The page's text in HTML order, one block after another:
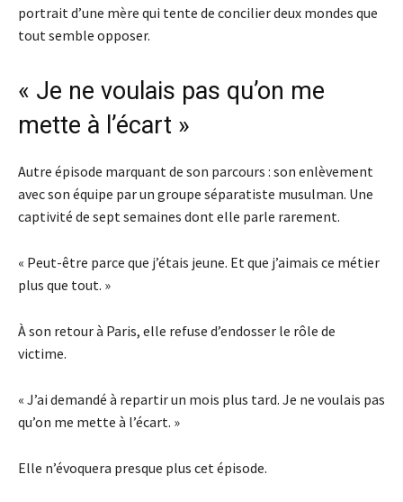
portrait d’une mère qui tente de concilier deux mondes que
tout semble opposer.
« Je ne voulais pas qu’on me
mette à l’écart »
Autre épisode marquant de son parcours : son enlèvement
avec son équipe par un groupe séparatiste musulman. Une
captivité de sept semaines dont elle parle rarement.
« Peut-être parce que j’étais jeune. Et que j’aimais ce métier
plus que tout. »
À son retour à Paris, elle refuse d’endosser le rôle de
victime.
« J’ai demandé à repartir un mois plus tard. Je ne voulais pas
qu’on me mette à l’écart. »
Elle n’évoquera presque plus cet épisode.